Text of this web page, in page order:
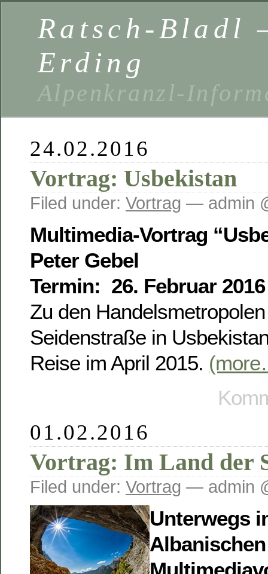
Ratsch-Bladl
Erding
Alpenkranzl-
24.02.2016
Vortrag: Usbekistan
Filed under: Vortrag — admin
Multimedia-Vortrag
Peter Gebel
Termin: 26. Februar 2016
Zu den
Seidenstraße in
Reise im April 2015.
01.02.2016
Vortrag: Im Land der
Filed under: Vortrag — admin
Unterwegs